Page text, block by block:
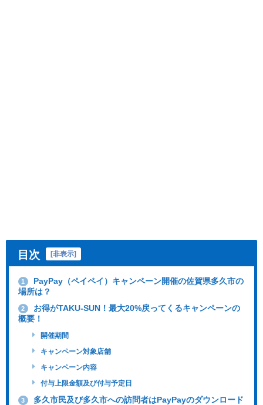
目次 [非表示]
1
PayPay（ペイペイ）キャンペーン開催の佐賀県多久市の
場所は？
2
お得がTAKU-SUN！最大20%戻ってくるキャンペーンの
概要！
開催期間
キャンペーン対象店舗
キャンペーン内容
付与上限金額及び付与予定日
3
多久市民及び多久市への訪問者はPayPayのダウンロード